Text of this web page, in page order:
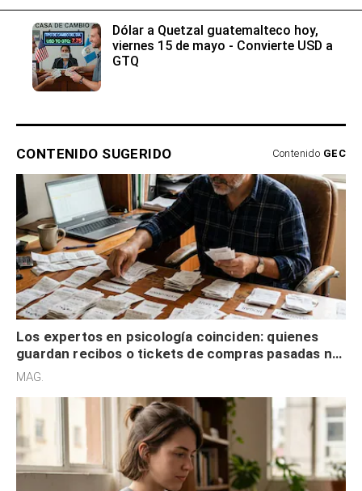
Dólar a Quetzal guatemalteco hoy,
viernes 15 de mayo - Convierte USD a
GTQ
CONTENIDO SUGERIDO Contenido GEC
Los expertos en psicología coinciden: quienes
guardan recibos o tickets de compras pasadas no
son acumuladores, sino que tienen necesidad de
MAG.